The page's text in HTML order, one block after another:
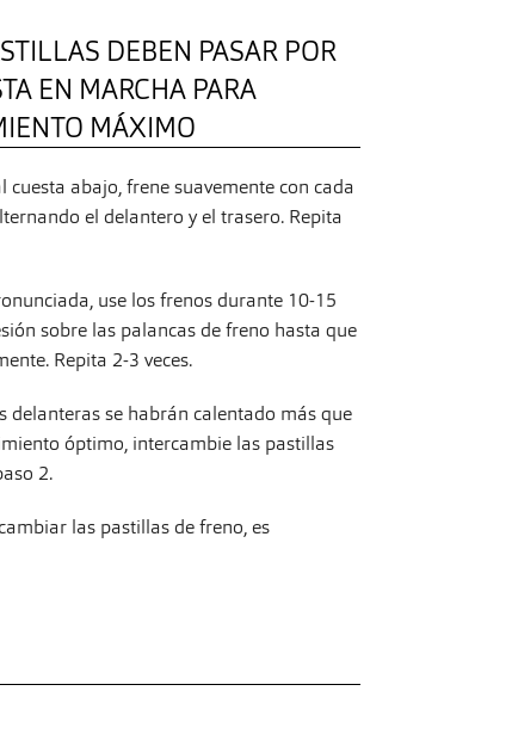
DEBEN PASAR POR
EN MARCHA PARA
MÁXIMO
cuesta abajo, frene suavemente con cada
el delantero y el trasero. Repita
use los frenos durante 10-15
sobre las palancas de freno hasta que
Repita 2-3 veces.
delanteras se habrán calentado más que
óptimo, intercambie las pastillas
2.
las pastillas de freno, es